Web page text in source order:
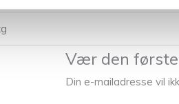
Vær den første
Din e-mailadresse vil